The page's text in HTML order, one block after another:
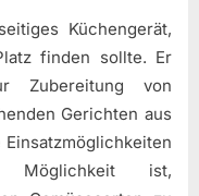
Küchengerät,
finden sollte. Er
Zubereitung von
Gerichten aus
Möglichkeit ist,